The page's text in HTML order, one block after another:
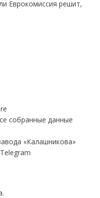
Еврокомиссия решит,
собранные данные
«Калашникова»